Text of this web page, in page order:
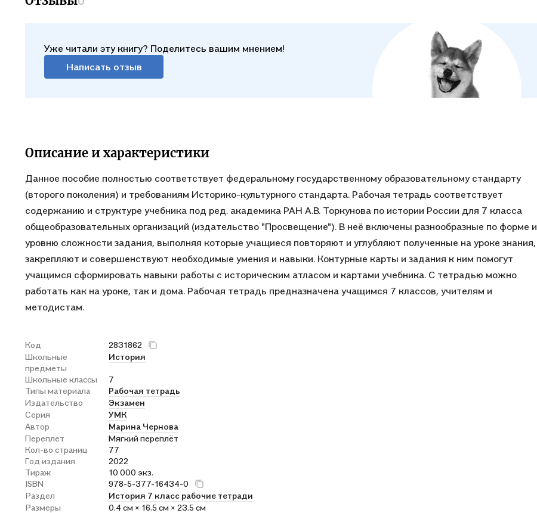
Уже читали эту книгу? Поделитесь вашим мнением!
Написать отзыв
Описание и характеристики
Данное пособие полностью соответствует федеральному государственному образовательному стандарту
(второго поколения) и требованиям Историко-культурного стандарта. Рабочая тетрадь соответствует
содержанию и структуре учебника под ред. академика РАН А.В. Торкунова по истории России для 7 класса
общеобразовательных организаций (издательство "Просвещение"). В неё включены разнообразные по форме и
уровню сложности задания, выполняя которые учащиеся повторяют и углубляют полученные на уроке знания,
закрепляют и совершенствуют необходимые умения и навыки. Контурные карты и задания к ним помогут
учащимся сформировать навыки работы с историческим атласом и картами учебника. С тетрадью можно
работать как на уроке, так и дома. Рабочая тетрадь предназначена учащимся 7 классов, учителям и
методистам.
Код
2831862
Школьные
предметы
История
Школьные классы
7
Типы материала
Рабочая тетрадь
Издательство
Экзамен
Серия
УМК
Автор
Марина Чернова
Переплет
Мягкий переплёт
Кол-во страниц
77
Год издания
2022
Тираж
10 000 экз.
ISBN
978-5-377-16434-0
Раздел
История 7 класс рабочие тетради
Размеры
0.4 см × 16.5 см × 23.5 см